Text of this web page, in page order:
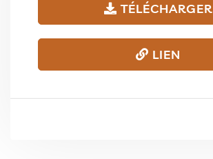
TÉLÉCHARGER
LIEN